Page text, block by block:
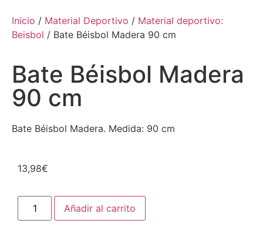
Inicio / Material Deportivo / Material deportivo:
Beisbol / Bate Béisbol Madera 90 cm
Bate Béisbol Madera
90 cm
Bate Béisbol Madera. Medida: 90 cm
13,98€
Añadir al carrito